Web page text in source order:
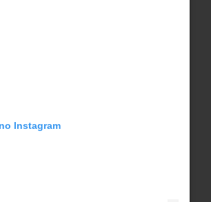
Instagram